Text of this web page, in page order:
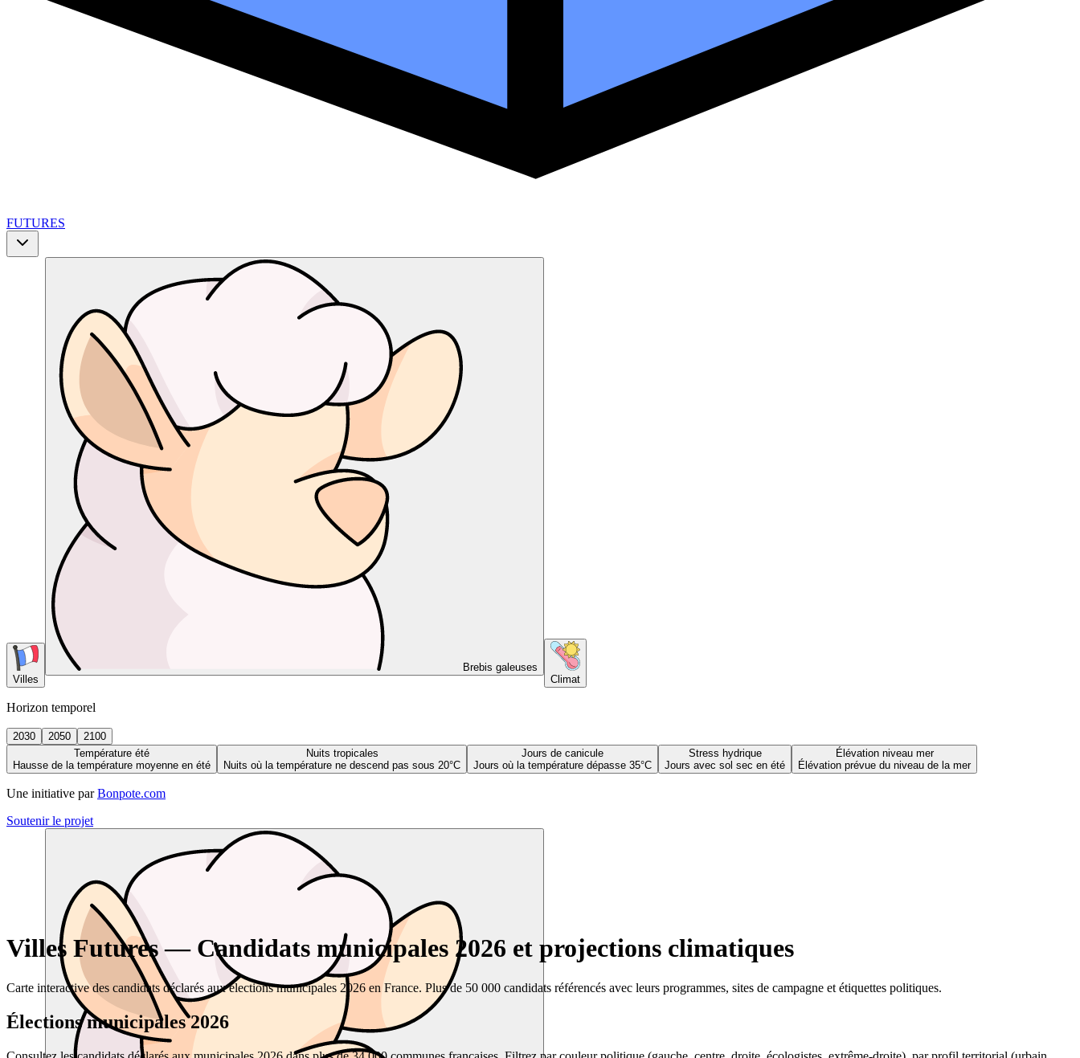
FUTURES
Villes
Brebis galeuses
Climat
Horizon temporel
2030 2050
2100
Température été
Hausse de la température moyenne en été
Nuits tropicales
Nuits où la température ne descend pas sous 20°C
Jours de canicule
Jours où la température dépasse 35°C
Stress hydrique
Jours avec sol sec en été
Élévation niveau mer
Élévation prévue du niveau de la mer
Une initiative par Bonpote.com
Soutenir le projet
Villes Futures — Candidats municipales 2026 et projections climatiques
Carte interactive des candidats déclarés aux élections municipales 2026 en France. Plus de 50 000 candidats référencés avec leurs programmes, sites de campagne et étiquettes politiques.
Élections municipales 2026